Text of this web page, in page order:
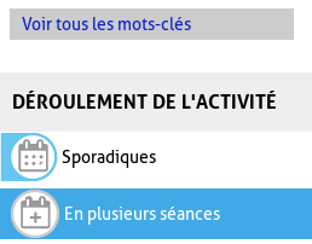
Voir tous les mots-clés
DÉROULEMENT DE L'ACTIVITÉ
Sporadiques
En plusieurs séances